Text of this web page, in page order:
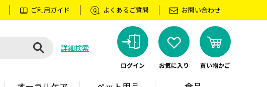
ご利用ガイド よくあるご質問 お問い合わせ
詳細検索
ログイン お気に入り 買い物かご